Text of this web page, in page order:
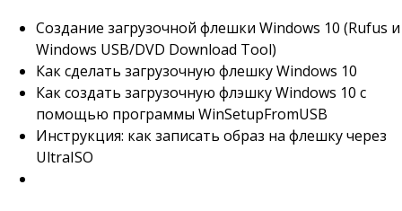
Cоздание загрузочной флешки Windows 10 (Rufus и
Windows USB/DVD Download Tool)
Как сделать загрузочную флешку Windows 10
Как создать загрузочную флэшку Windows 10 с
помощью программы WinSetupFromUSB
Инструкция: как записать образ на флешку через
UltraISO